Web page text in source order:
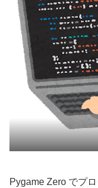
Pygame Zero でプ